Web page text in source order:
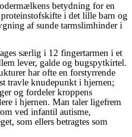
betydning for en
i det lille barn og
af sunde tarmslimhinder i
særlig i 12 fingertarmen i et
lever, galde og bugspytkirtel.
har ofte en forstyrrende
travle knudepunkt i hjernen;
og fordeler kroppens
i hjernen. Man taler ligefrem
ved infantil autisme,
som ellers betragtes som